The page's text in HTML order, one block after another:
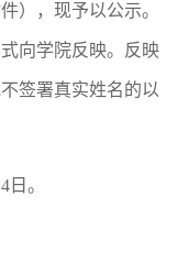
），现予以公示。
向学院反映。反映
签署真实姓名的以
。